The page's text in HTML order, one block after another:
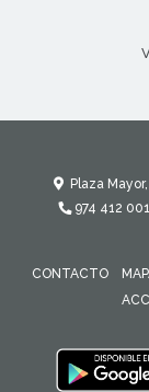
Plaza Mayor,
974 412 001
CONTACTO